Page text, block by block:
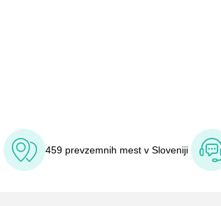
459 prevzemnih mest v Sloveniji